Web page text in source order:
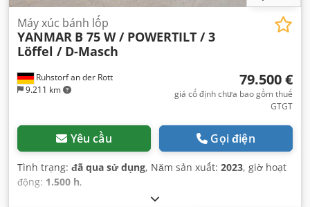
Ruhstorf an der Rott
9.211 km
Máy xúc bánh lốp
YANMAR B 75 W / POWERTILT / 3
Löffel / D-Masch
79.500 €
giá cố định chưa bao gồm thuế
GTGT
Yêu cầu Gọi điện
Tình trạng: đã qua sử dụng, Năm sản xuất: 2023, giờ hoạt
động: 1.500 h,